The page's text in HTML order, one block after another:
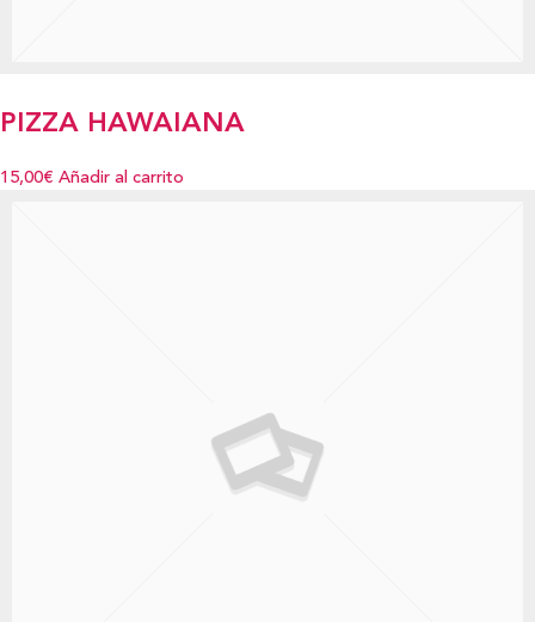
PIZZA HAWAIANA
15,00€ Añadir al carrito